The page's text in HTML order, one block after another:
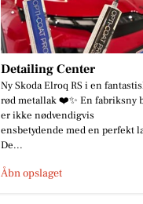
Detailing Center
Ny Skoda Elroq RS i en
rød metallak ❤️✨ En fabriksny
er ikke nødvendigvis
ensbetydende med en perfekt
De...
Åbn opslaget